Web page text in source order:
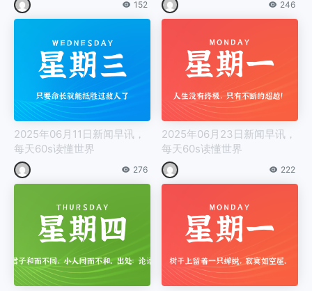
152 246
2025年06月11日新闻早讯，
每天60s读懂世界
276
2025年06月23日新闻早讯，
每天60s读懂世界
222